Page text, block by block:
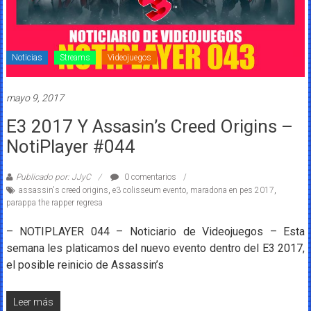
Noticias Streams Videojuegos
mayo 9, 2017
E3 2017 Y Assasin’s Creed Origins –
NotiPlayer #044
Publicado por: JJyC
0 comentarios
assassin's creed origins, e3 colisseum evento, maradona en pes 2017,
parappa the rapper regresa
– NOTIPLAYER 044 – Noticiario de Videojuegos – Esta
semana les platicamos del nuevo evento dentro del E3 2017,
el posible reinicio de Assassin’s
Leer más